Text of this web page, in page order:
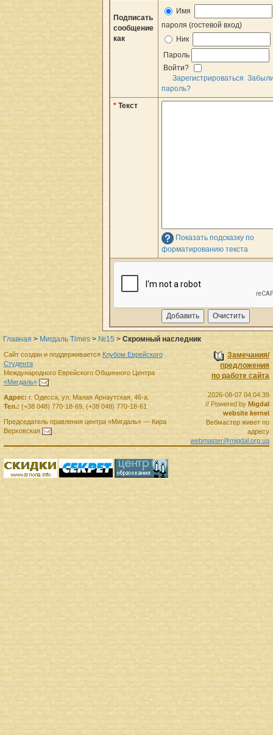
Подписать
сообщение
как
Имя
пароля (гостевой вход)
Ник
Пароль
Войти?
Зарегистрироваться
пароль?
* Текст
Показать подсказку по
форматированию текста
Главная > Мигдаль Times > №15 > Скромный наследник
Замечания/
предложения
по работе сайта
2026-08-07 04:04:39
// Powered by Migdal
website kernel
Вебмастер живет по
адресу
webmaster@migdal.org.ua
Сайт создан и поддерживается Клубом Еврейского
Студента
Международного Еврейского Общинного Центра
«Мигдаль»
.
Адрес: г. Одесса, ул. Малая Арнаутская, 46-а.
Тел.: (+38 048) 770-18-69, (+38 048) 770-18-61.
Председатель правленияцентра «Мигдаль»— Кира
Верховская
.